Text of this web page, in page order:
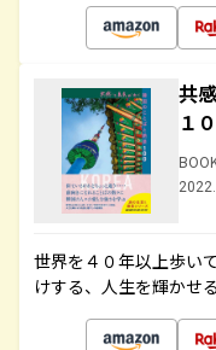
共
１
世界を４０年以上歩い
けする、人生を輝かせ